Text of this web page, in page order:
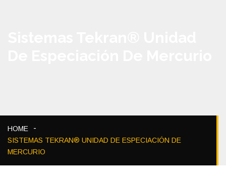
HOME
SISTEMAS TEKRAN® UNIDAD DE ESPECIACIÓN DE
MERCURIO